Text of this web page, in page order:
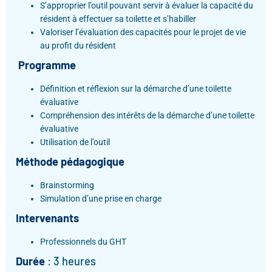
S’approprier l’outil pouvant servir à évaluer la capacité du
résident à effectuer sa toilette et s’habiller
Valoriser l’évaluation des capacités pour le projet de vie
au profit du résident
Programme
Définition et réflexion sur la démarche d’une toilette
évaluative
Compréhension des intérêts de la démarche d’une toilette
évaluative
Utilisation de l’outil
Méthode pédagogique
Brainstorming
Simulation d’une prise en charge
Intervenants
Professionnels du GHT
Durée : 3 heures